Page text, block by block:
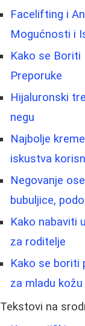
Facelifting i
Mogućnosti i
Kako se Boriti
Preporuke
Hijaluronski
negu
Najbolje
iskustva
Negovanje
bubuljice,
Kako nabaviti
za roditelje
Kako se boriti
za mladu kožu
Tekstovi na